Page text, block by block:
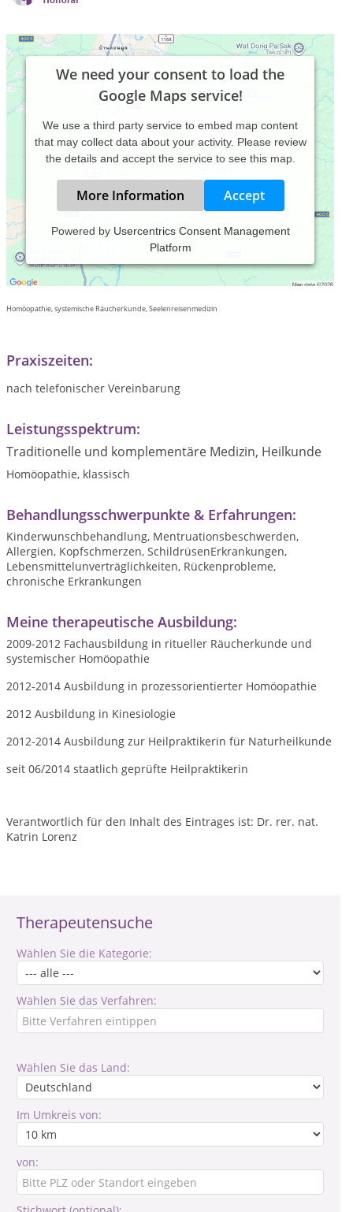
Therapeutensuche
Wählen Sie die Kategorie:
Wählen Sie das Verfahren:
Wählen Sie das Land:
Im Umkreis von:
von:
We need your consent to load the
Google Maps service!
We use a third party service to embed map content
that may collect data about your activity. Please review
the details and accept the service to see this map.
More Information Accept
Powered by Usercentrics Consent Management
Platform
Naturheilpraxis-KräuterRauch
Heilpraktikerin Dr. rer. nat. Katrin Lorenz
Homöopathie, systemische Räucherkunde, Seelenreisenmedizin
Praxiszeiten:
nach telefonischer Vereinbarung
Leistungsspektrum:
Traditionelle und komplementäre Medizin, Heilkunde
Homöopathie, klassisch
Behandlungsschwerpunkte & Erfahrungen:
Kinderwunschbehandlung, Mentruationsbeschwerden,
Allergien, Kopfschmerzen, SchildrüsenErkrankungen,
Lebensmittelunverträglichkeiten, Rückenprobleme,
chronische Erkrankungen
Meine therapeutische Ausbildung:
2009-2012 Fachausbildung in ritueller Räucherkunde und
systemischer Homöopathie
2012-2014 Ausbildung in prozessorientierter Homöopathie
2012 Ausbildung in Kinesiologie
2012-2014 Ausbildung zur Heilpraktikerin für Naturheilkunde
seit 06/2014 staatlich geprüfte Heilpraktikerin
Verantwortlich für den Inhalt des Eintrages ist: Dr. rer. nat.
Katrin Lorenz